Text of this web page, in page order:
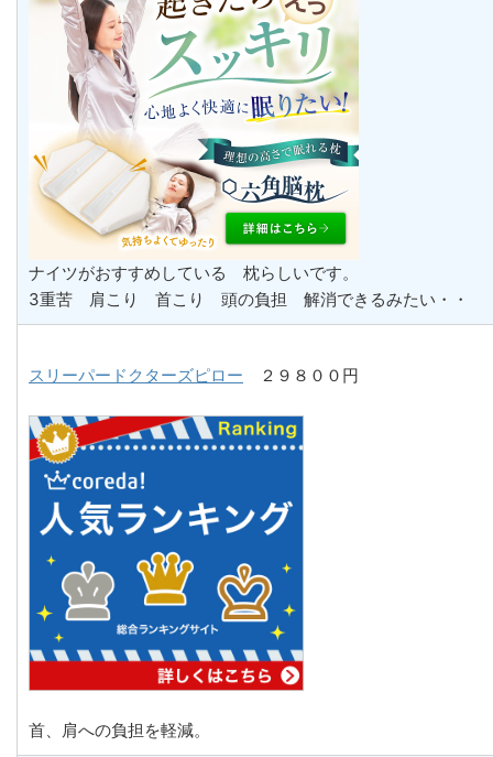
ナイツがおすすめしている 枕らしいです。
3重苦 肩こり 首こり 頭の負担 解消できるみたい・・
スリーパードクターズピロー ２９８００円
首、肩への負担を軽減。